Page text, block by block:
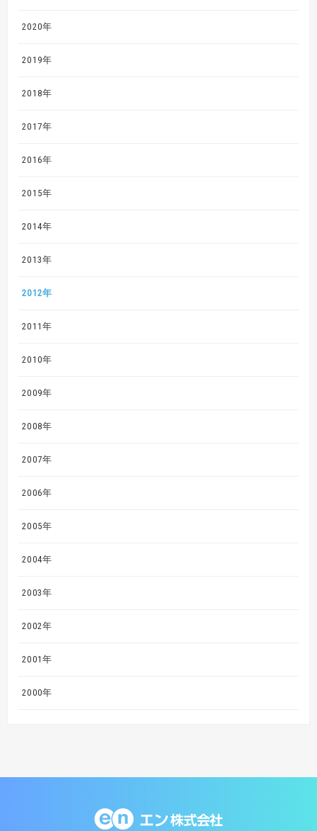
2020年
2019年
2018年
2017年
2016年
2015年
2014年
2013年
2012年
2011年
2010年
2009年
2008年
2007年
2006年
2005年
2004年
2003年
2002年
2001年
2000年